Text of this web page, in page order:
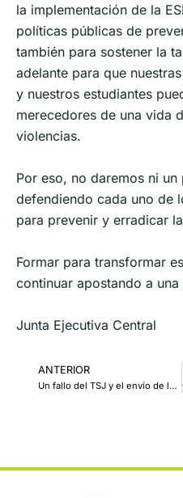
la implementación de la
políticas públicas de
también para sostener la
adelante para que nuestras
y nuestros estudiantes
merecedores de una vida
violencias.
Por eso, no daremos ni
defendiendo cada uno de
para prevenir y erradicar
Formar para transformar
continuar apostando a
Junta Ejecutiva Central
ANTERIOR
Un fallo del TSJ y el envío de los fondos de ANSES refuerzan nuestro reclamo por los derechos previsionales